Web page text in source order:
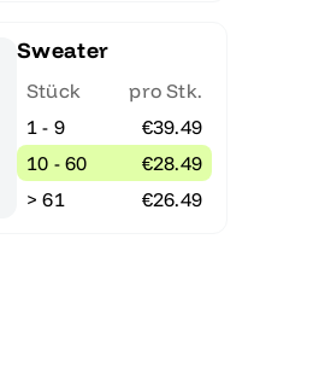
Sweater
Stück
pro Stk.
1 - 9
€39.49
10 - 60
€28.49
> 61
€26.49